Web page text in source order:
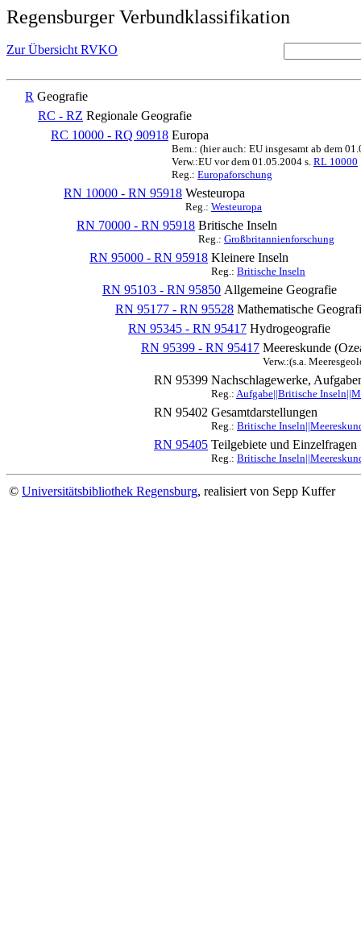
Regensburger Verbundklassifikation
Zur Übersicht RVKO
R Geografie
RC - RZ Regionale Geografie
RC 10000 - RQ 90918 Europa
Bem.: (hier auch: EU insgesamt ab dem
Verw.:EU vor dem 01.05.2004 s. RL 10000
Reg.: Europaforschung
RN 10000 - RN 95918 Westeuropa
Reg.: Westeuropa
RN 70000 - RN 95918 Britische Inseln
Reg.: Großbritannienforschung
RN 95000 - RN 95918 Kleinere Inseln
Reg.: Britische Inseln
RN 95103 - RN 95850 Allgemeine Geografie
RN 95177 - RN 95528 Mathematische
RN 95345 - RN 95417 Hydrogeografie
RN 95399 - RN 95417 Meereskunde
Verw.:(s.a.
RN 95399 Nachschlagewerke,
Reg.: Aufgabe||Britische
RN 95402 Gesamtdarstellungen
Reg.: Britische
RN 95405 Teilgebiete und Einzelfragen
Reg.: Britische
© Universitätsbibliothek Regensburg, realisiert von Sepp Kuffer